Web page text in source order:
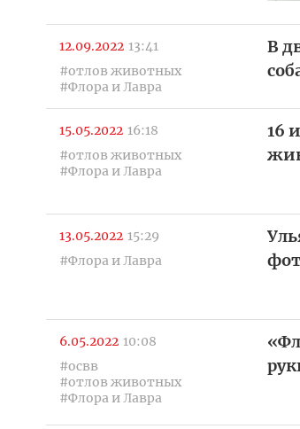
12.09.2022 13:41
#отлов животных
#Флора и Лавра
В
15.05.2022 16:18
#отлов животных
#Флора и Лавра
16
13.05.2022 15:29
#Флора и Лавра
6.05.2022 10:08
#освв
#отлов животных
#Флора и Лавра